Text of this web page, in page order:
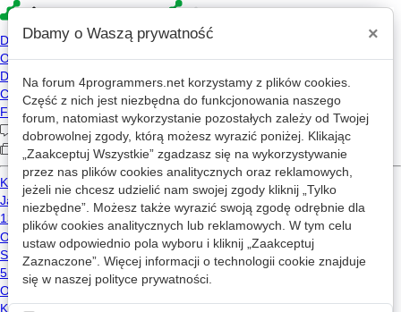
4p » Forum » Flame
Koniec
Wątek przeniesiony 2023-10-16 01:51 zOff-Topic przez somekind
« 1 2 ... 218 ... 234 »
Miang 2026-06-02 16:48
Dbamy o Waszą prywatność ×
Na forum 4programmers.net korzystamy z plików cookies.
Część z nich jest niezbędna do funkcjonowania naszego
forum, natomiast wykorzystanie pozostałych zależy od Twojej
dobrowolnej zgody, którą możesz wyrazić poniżej. Klikając
„Zaakceptuj Wszystkie” zgadzasz się na wykorzystywanie
przez nas plików cookies analitycznych oraz reklamowych,
jeżeli nie chcesz udzielić nam swojej zgody kliknij „Tylko
niezbędne”. Możesz także wyrazić swoją zgodę odrębnie dla
plików cookies analitycznych lub reklamowych. W tym celu
ustaw odpowiednio pola wyboru i kliknij „Zaakceptuj
Zaznaczone”. Więcej informacji o technologii cookie znajduje
się w naszej polityce prywatności.